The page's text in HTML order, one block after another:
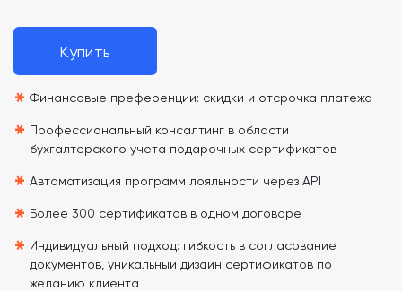
Купить
* Финансовые преференции: скидки и отсрочка платежа
* Профессиональный консалтинг в области
бухгалтерского учета подарочных сертификатов
* Автоматизация программ лояльности через API
* Более 300 сертификатов в одном договоре
* Индивидуальный подход: гибкость в согласование
документов, уникальный дизайн сертификатов по
желанию клиента